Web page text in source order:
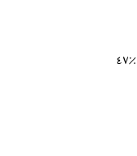
“قازانجی داناغاز بە ڕێژەی ٪٤٧